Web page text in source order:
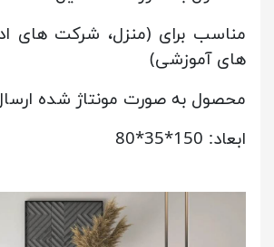
مناسب برای (منزل، شرکت های
های آموزشی)
محصول به صورت مونتاژ شده
ابعاد: 150*35*80